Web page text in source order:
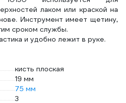
лаком или краской на
Инструмент имеет щетину,
сроком службы.
и удобно лежит в руке.
кисть плоская
19 мм
75 мм
3